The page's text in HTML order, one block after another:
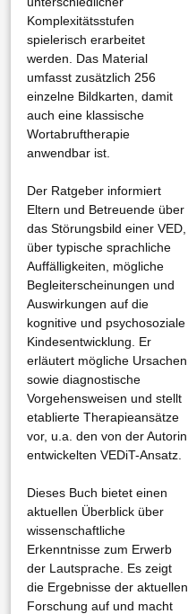
Komplexitätsstufen
spielerisch erarbeitet
werden. Das Material
umfasst zusätzlich 256
einzelne Bildkarten, damit
auch eine klassische
Wortabruftherapie
anwendbar ist.
Der Ratgeber informiert
Eltern und Betreuende über
das Störungsbild einer VED,
über typische sprachliche
Auffälligkeiten, mögliche
Begleiterscheinungen und
Auswirkungen auf die
kognitive und psychosoziale
Kindesentwicklung. Er
erläutert mögliche Ursachen
sowie diagnostische
Vorgehensweisen und stellt
etablierte Therapieansätze
vor, u.a. den von der Autorin
entwickelten VEDiT-Ansatz.
Dieses Buch bietet einen
aktuellen Überblick über
wissenschaftliche
Erkenntnisse zum Erwerb
der Lautsprache. Es zeigt
die Ergebnisse der aktuellen
Forschung auf und macht